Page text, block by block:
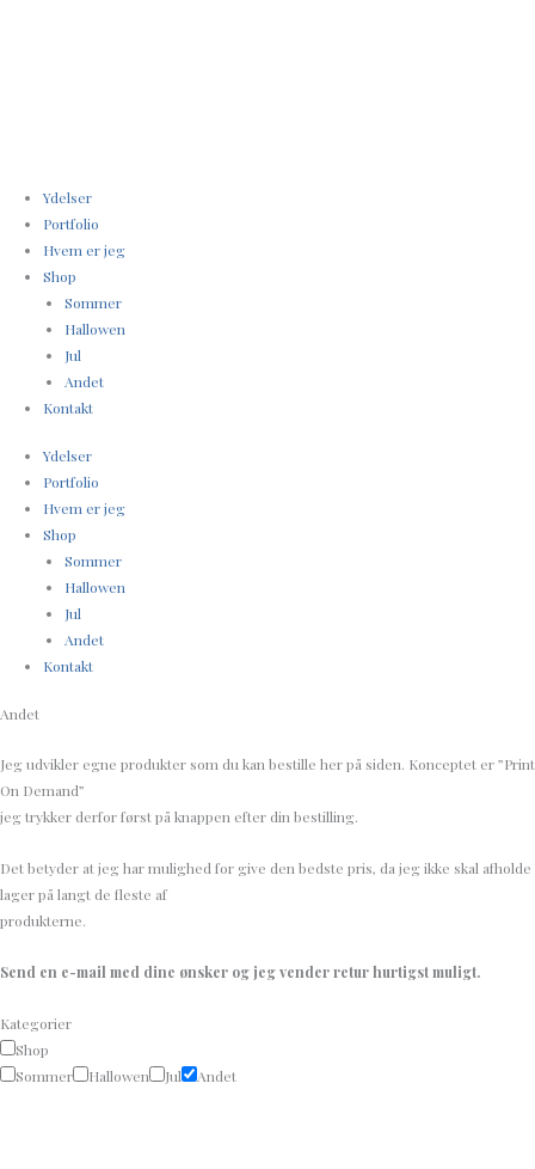
Ydelser
Portfolio
Hvem er jeg
Shop
Sommer
Hallowen
Jul
Andet
Kontakt
Ydelser
Portfolio
Hvem er jeg
Shop
Sommer
Hallowen
Jul
Andet
Kontakt
Andet
Jeg udvikler egne produkter som du kan bestille her på siden. Konceptet er ”Print
On Demand”
jeg trykker derfor først på knappen efter din bestilling.
Det betyder at jeg har mulighed for give den bedste pris, da jeg ikke skal afholde
lager på langt de fleste af
produkterne.
Send en e-mail med dine ønsker og jeg vender retur hurtigst muligt.
Kategorier
Shop
Sommer
Hallowen Jul Andet